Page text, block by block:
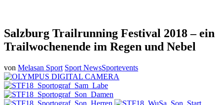
Salzburg Trailrunning Festival 2018 – ein
Trailwochenende im Regen und Nebel
von Melasan Sport Sport NewsSportevents